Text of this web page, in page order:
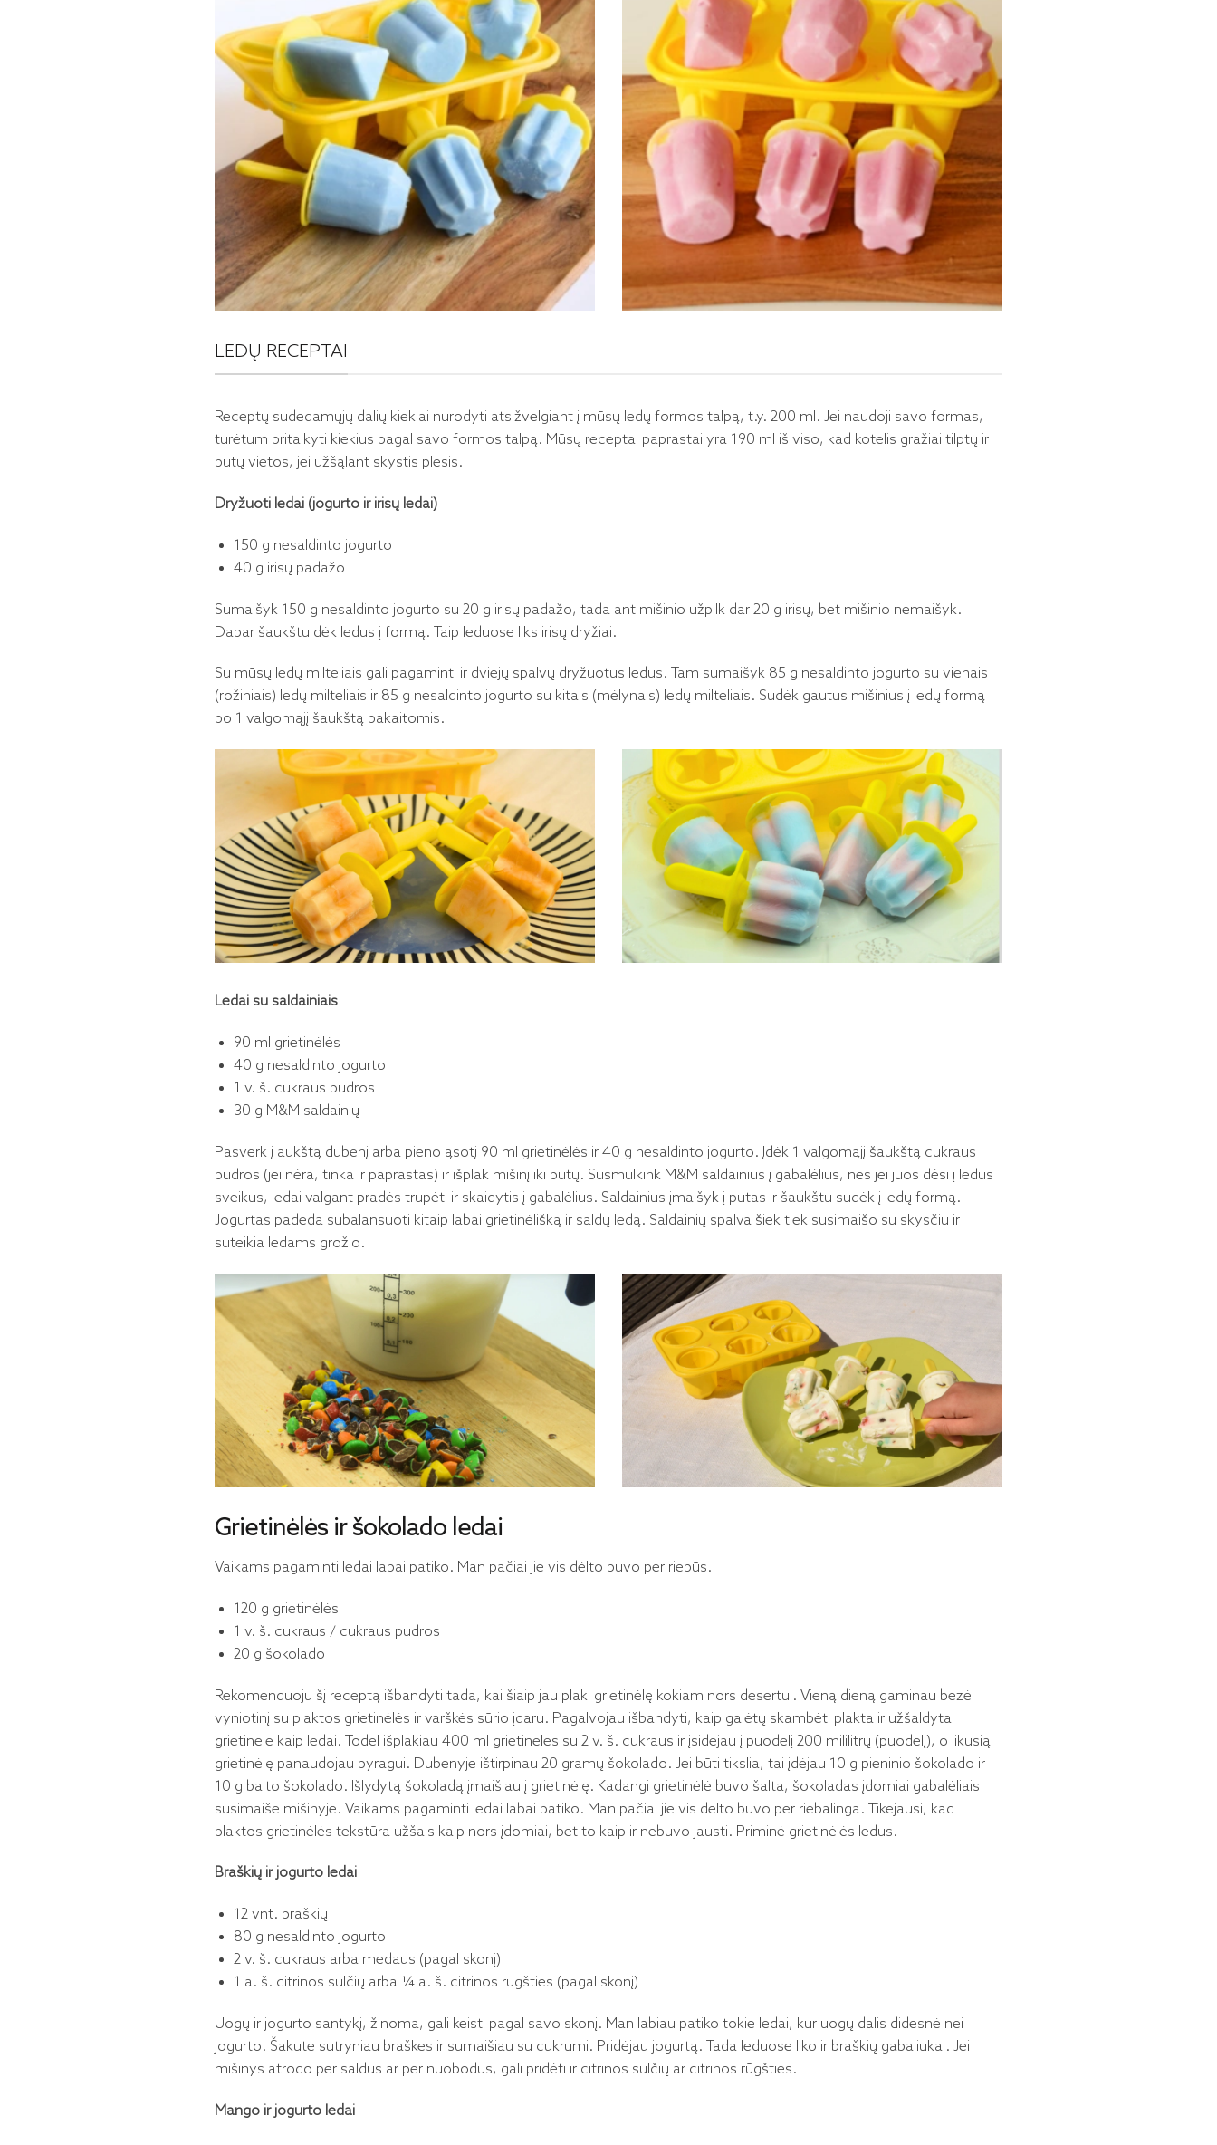
LEDŲ RECEPTAI
Receptų sudedamųjų dalių kiekiai nurodyti atsižvelgiant į mūsų ledų formos talpą, t.y. 200 ml. Jei naudoji savo formas,
turėtum pritaikyti kiekius pagal savo formos talpą. Mūsų receptai paprastai yra 190 ml iš viso, kad kotelis gražiai tilptų ir
būtų vietos, jei užšąlant skystis plėsis.
Dryžuoti ledai (jogurto ir irisų ledai)
150 g nesaldinto jogurto
40 g irisų padažo
Sumaišyk 150 g nesaldinto jogurto su 20 g irisų padažo, tada ant mišinio užpilk dar 20 g irisų, bet mišinio nemaišyk.
Dabar šaukštu dėk ledus į formą. Taip leduose liks irisų dryžiai.
Su mūsų ledų milteliais gali pagaminti ir dviejų spalvų dryžuotus ledus. Tam sumaišyk 85 g nesaldinto jogurto su vienais
(rožiniais) ledų milteliais ir 85 g nesaldinto jogurto su kitais (mėlynais) ledų milteliais. Sudėk gautus mišinius į ledų formą
po 1 valgomąjį šaukštą pakaitomis.
Ledai su saldainiais
90 ml grietinėlės
40 g nesaldinto jogurto
1 v. š. cukraus pudros
30 g M&M saldainių
Pasverk į aukštą dubenį arba pieno ąsotį 90 ml grietinėlės ir 40 g nesaldinto jogurto. Įdėk 1 valgomąjį šaukštą cukraus
pudros (jei nėra, tinka ir paprastas) ir išplak mišinį iki putų. Susmulkink M&M saldainius į gabalėlius, nes jei juos dėsi į ledus
sveikus, ledai valgant pradės trupėti ir skaidytis į gabalėlius. Saldainius įmaišyk į putas ir šaukštu sudėk į ledų formą.
Jogurtas padeda subalansuoti kitaip labai grietinėlišką ir saldų ledą. Saldainių spalva šiek tiek susimaišo su skysčiu ir
suteikia ledams grožio.
Grietinėlės ir šokolado ledai
Vaikams pagaminti ledai labai patiko. Man pačiai jie vis dėlto buvo per riebūs.
120 g grietinėlės
1 v. š. cukraus / cukraus pudros
20 g šokolado
Rekomenduoju šį receptą išbandyti tada, kai šiaip jau plaki grietinėlę kokiam nors desertui. Vieną dieną gaminau bezė
vyniotinį su plaktos grietinėlės ir varškės sūrio įdaru. Pagalvojau išbandyti, kaip galėtų skambėti plakta ir užšaldyta
grietinėlė kaip ledai. Todėl išplakiau 400 ml grietinėlės su 2 v. š. cukraus ir įsidėjau į puodelį 200 mililitrų (puodelį), o likusią
grietinėlę panaudojau pyragui. Dubenyje ištirpinau 20 gramų šokolado. Jei būti tikslia, tai įdėjau 10 g pieninio šokolado ir
10 g balto šokolado. Išlydytą šokoladą įmaišiau į grietinėlę. Kadangi grietinėlė buvo šalta, šokoladas įdomiai gabalėliais
susimaišė mišinyje. Vaikams pagaminti ledai labai patiko. Man pačiai jie vis dėlto buvo per riebalinga. Tikėjausi, kad
plaktos grietinėlės tekstūra užšals kaip nors įdomiai, bet to kaip ir nebuvo jausti. Priminė grietinėlės ledus.
Braškių ir jogurto ledai
12 vnt. braškių
80 g nesaldinto jogurto
2 v. š. cukraus arba medaus (pagal skonį)
1 a. š. citrinos sulčių arba ¼ a. š. citrinos rūgšties (pagal skonį)
Uogų ir jogurto santykį, žinoma, gali keisti pagal savo skonį. Man labiau patiko tokie ledai, kur uogų dalis didesnė nei
jogurto. Šakute sutryniau braškes ir sumaišiau su cukrumi. Pridėjau jogurtą. Tada leduose liko ir braškių gabaliukai. Jei
mišinys atrodo per saldus ar per nuobodus, gali pridėti ir citrinos sulčių ar citrinos rūgšties.
Mango ir jogurto ledai